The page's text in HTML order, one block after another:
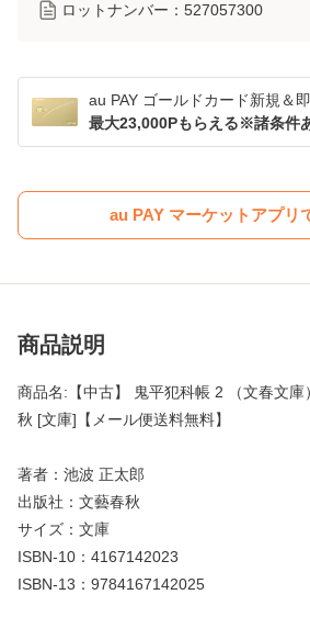
ロットナンバー： 527057300
au PAY ゴールドカード新規＆
最大23,000Pもらえる※諸条件
au PAY マーケットアプリ
商品説明
商品名:【中古】 鬼平犯科帳 2 （文春文
秋 [文庫]【メール便送料無料】
著者：池波 正太郎
出版社：文藝春秋
サイズ：文庫
ISBN-10：4167142023
ISBN-13：9784167142025